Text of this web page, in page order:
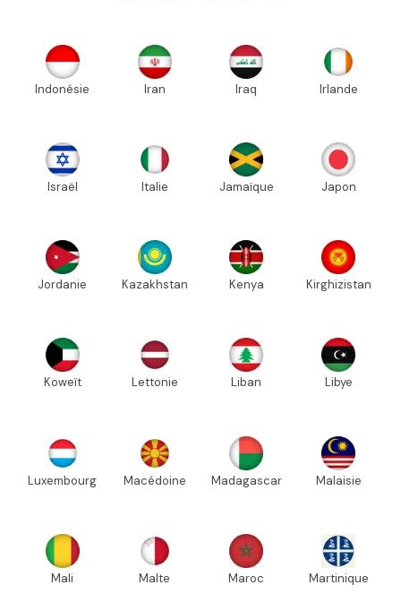
Indonésie Iran Iraq Irlande
Israël Italie Jamaïque Japon
Jordanie Kazakhstan Kenya Kirghizistan
Koweït Lettonie Liban Libye
Luxembourg Macédoine Madagascar Malaisie
Mali Malte Maroc Martinique